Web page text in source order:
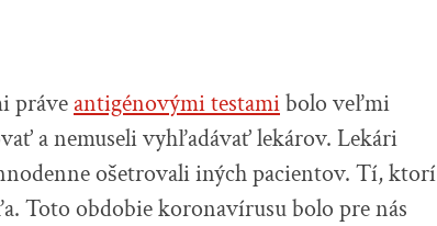
práve antigénovými testamibolo veľmi
a nemuseli vyhľadávať lekárov. Lekári
ošetrovali iných pacientov. Tí, ktorí
Toto obdobie koronavírusu bolo pre nás